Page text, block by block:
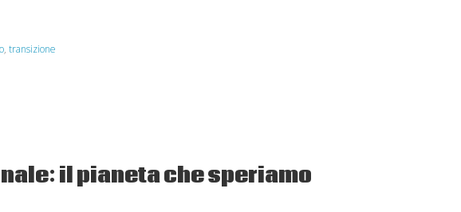
, transizione
il pianeta che speriamo